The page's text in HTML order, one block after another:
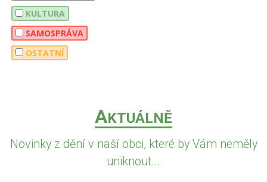
KULTURA
SAMOSPRÁVA
OSTATNÍ
AKTUÁLNĚ
Novinky z dění v naší obci, které by Vám neměly
uniknout...